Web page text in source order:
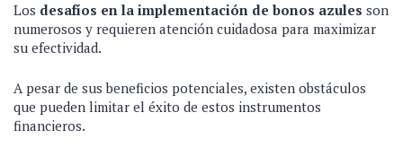
Los desafíos en la implementación de bonos azules son
numerosos y requieren atención cuidadosa para maximizar
su efectividad.
A pesar de sus beneficios potenciales, existen obstáculos
que pueden limitar el éxito de estos instrumentos
financieros.